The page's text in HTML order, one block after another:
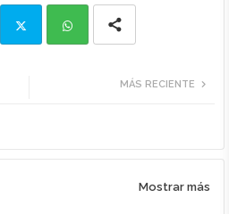
r app
MÁS RECIENTE
Mostrar más